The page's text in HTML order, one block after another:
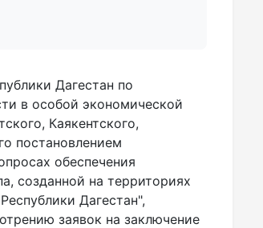
Дагестан по
в особой экономической
Каякентского,
постановлением
обеспечения
созданной на территориях
Дагестан",
заявок на заключение